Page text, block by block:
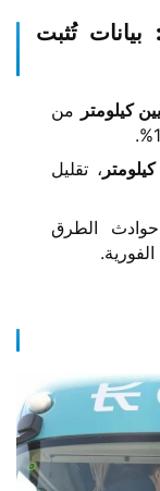
بيانات تُثبت
​ من
​، تقليل
الطرق